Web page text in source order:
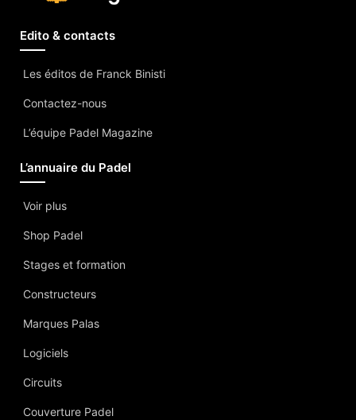
Edito & contacts
Les éditos de Franck Binisti
Contactez-nous
L’équipe Padel Magazine
L’annuaire du Padel
Voir plus
Shop Padel
Stages et formation
Constructeurs
Marques Palas
Logiciels
Circuits
Couverture Padel